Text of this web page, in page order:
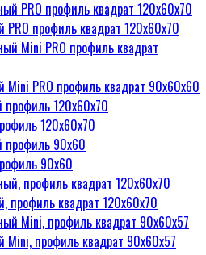
PRO профиль квадрат 120х60х70
Mini PRO профиль квадрат 90х60х60
120х60х70
90х60
профиль квадрат 120х60х70
Mini, профиль квадрат 90х60х57